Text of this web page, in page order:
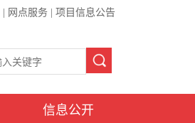
网点服务 项目信息公告
信息公开